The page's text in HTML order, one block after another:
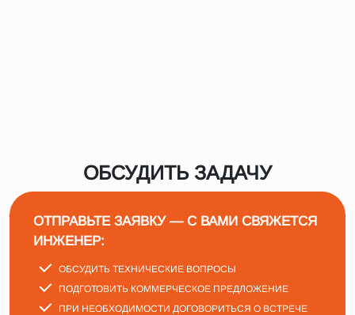
ОБСУДИТЬ ЗАДАЧУ
ОТПРАВЬТЕ ЗАЯВКУ — С ВАМИ СВЯЖЕТСЯ
ИНЖЕНЕР:
ОБСУДИТЬ ТЕХНИЧЕСКИЕ ВОПРОСЫ
ПОДГОТОВИТЬ КОММЕРЧЕСКОЕ ПРЕДЛОЖЕНИЕ
ПРИ НЕОБХОДИМОСТИ ДОГОВОРИТЬСЯ О ВСТРЕЧЕ